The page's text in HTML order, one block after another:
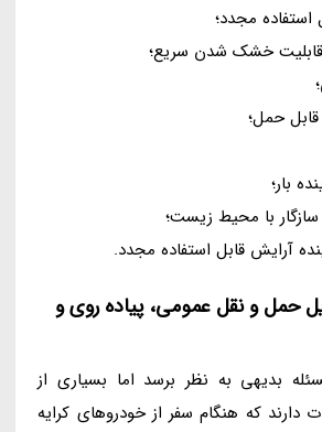
مجدد؛
خشک شدن سریع؛
حمل؛
بار؛
با محیط زیست؛
آرایش قابل استفاده مجدد.
حمل و نقل عمومی، پیاده روی و
بدیهی به نظر برسد اما بسیاری از
دارند که هنگام سفر از خودروهای کرایه